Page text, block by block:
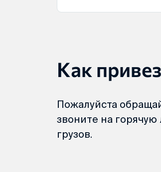
Как
Пожалуйста
звоните на
грузов.